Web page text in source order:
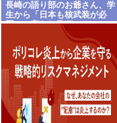
長崎の語り部のお爺さん、学
生から「日本も核武装が必
要」と言われ発狂